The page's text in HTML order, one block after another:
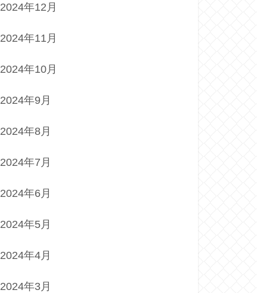
2024年12月
2024年11月
2024年10月
2024年9月
2024年8月
2024年7月
2024年6月
2024年5月
2024年4月
2024年3月